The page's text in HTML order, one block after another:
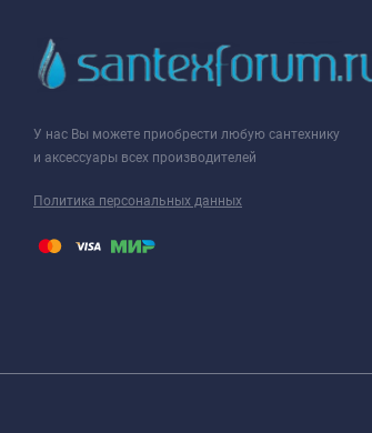
У нас Вы можете приобрести любую сантехнику
и аксессуары всех производителей
Политика персональных данных